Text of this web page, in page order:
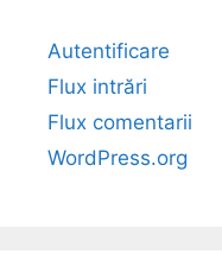
Autentificare
Flux intrări
Flux comentarii
WordPress.org